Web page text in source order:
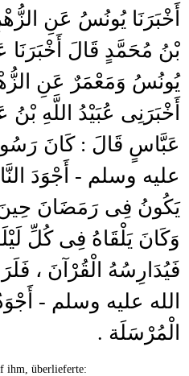
أَخْبَرَنَا يُونُسُ عَنِ
بْنُ مُحَمَّدٍ قَالَ أَخْبَرَنَا
يُونُسُ وَمَعْمَرٌ عَنِ
أَخْبَرَنِى عُبَيْدُ اللَّهِ بْنُ
عَبَّاسٍ قَالَ : كَانَ
عليه وسلم - أَجْوَدَ
يَكُونُ فِى رَمَضَانَ حِينَ
وَكَانَ يَلْقَاهُ فِى كُلِّ
فَيُدَارِسُهُ الْقُرْآنَ ،
الله عليه وسلم -
الْمُرْسَلَة .
ihm, überlieferte: